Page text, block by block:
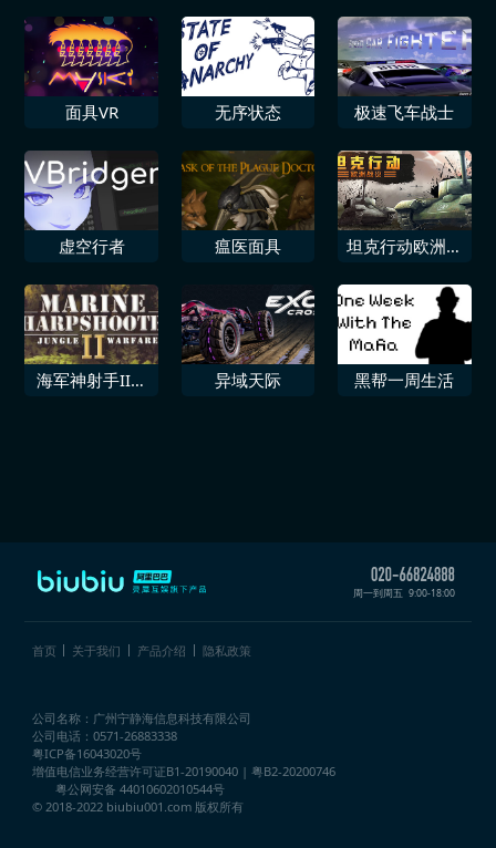
面具VR 无序状态 极速飞车战士
虚空行者 瘟医面具
坦克行动欧洲战
海军神射手II丛
异域天际 黑帮一周生活
周一到周五 9:00-18:00
首页 关于我们 产品介绍 隐私政策
公司名称：广州宁静海信息科技有限公司
公司电话：0571-26883338
粤ICP备16043020号
增值电信业务经营许可证B1-20190040 | 粤B2-20200746
粤公网安备 44010602010544号
© 2018-2022 biubiu001.com 版权所有